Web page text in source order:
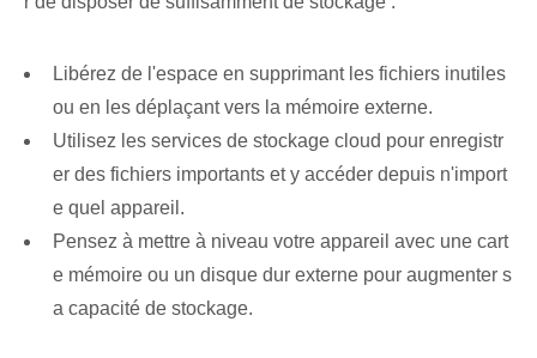
Libérez de l'espace en supprimant les fichiers inutiles
ou en les déplaçant vers la mémoire externe.
Utilisez les services de stockage cloud pour enregistr
er des fichiers importants et y accéder depuis n'import
e quel appareil.
Pensez à mettre à niveau votre appareil avec une cart
e mémoire ou un disque dur externe pour augmenter s
a capacité de stockage.